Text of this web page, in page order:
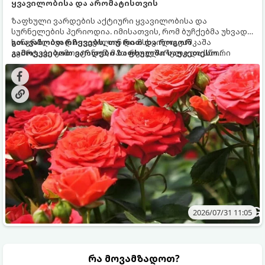
ყვავილობისა და არომატისთვის
ზაფხული ვარდების აქტიური ყვავილობისა და
სურნელების პერიოდია. იმისათვის, რომ ბუჩქებმა უხვად,
ხანგრძლივად იყვავილონ და მსხვილი, კაშკაშა
კვირტები გამოიტანონ, მათ რეგულარული და სწორი
გამოკვება სჭირდებათ. ზაფხულის პერიოდში მცენარის
მოთხოვნილებები იცვლება, ამიტომ მნიშვნელოვანია
ვიცოდეთ, რომელი სასუქები გამოიყენება ამ დროს.
გთავაზობთ რჩევებს, თუ რით და როგორ
გამოვკვებოთ ვარდები ზაფხულში საუკეთესო
შედეგის მისაღწევად:
2026/07/31 11:05
რა მოვამზადოთ?